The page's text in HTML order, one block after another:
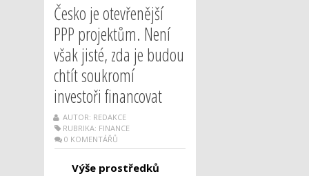
Česko je otevřenější
PPP projektům. Není
však jisté, zda je budou
chtít soukromí
investoři financovat
AUTOR: REDAKCE
RUBRIKA: FINANCE
0 KOMENTÁŘŮ
Výše prostředků